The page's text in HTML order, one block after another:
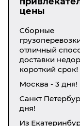
цены
Сборные
отличный
доставки
короткий срок!
Москва - 3 дня!
Санкт
дня!
Из